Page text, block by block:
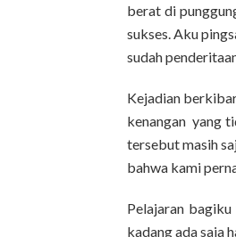
berat di
sukses. Aku
sudah
Kejadian
kenangan yang
tersebut masih
bahwa kami
Pelajaran
kadang ada saja